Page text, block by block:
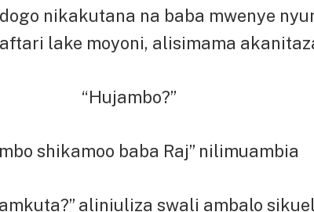
nikakutana na baba mwenye
lake moyoni, alisimama
“Hujambo?”
shikamoo baba Raj” nilimuambia
aliniuliza swali ambalo